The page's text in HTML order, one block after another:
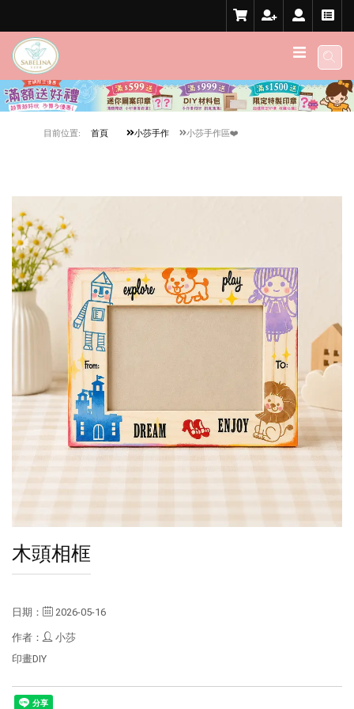
目前位置: 首頁 小莎手作 小莎手作區❤️
木頭相框
日期： 2026-05-16
作者：
小莎
印畫DIY